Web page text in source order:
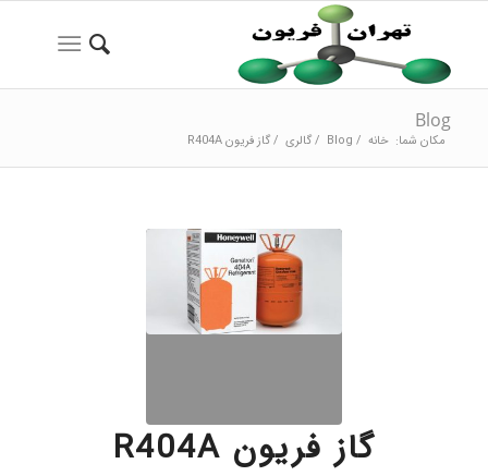
Blog
مکان شما: خانه /
Blog
/ گالری / گاز فریون R404A
گاز فریون R404A